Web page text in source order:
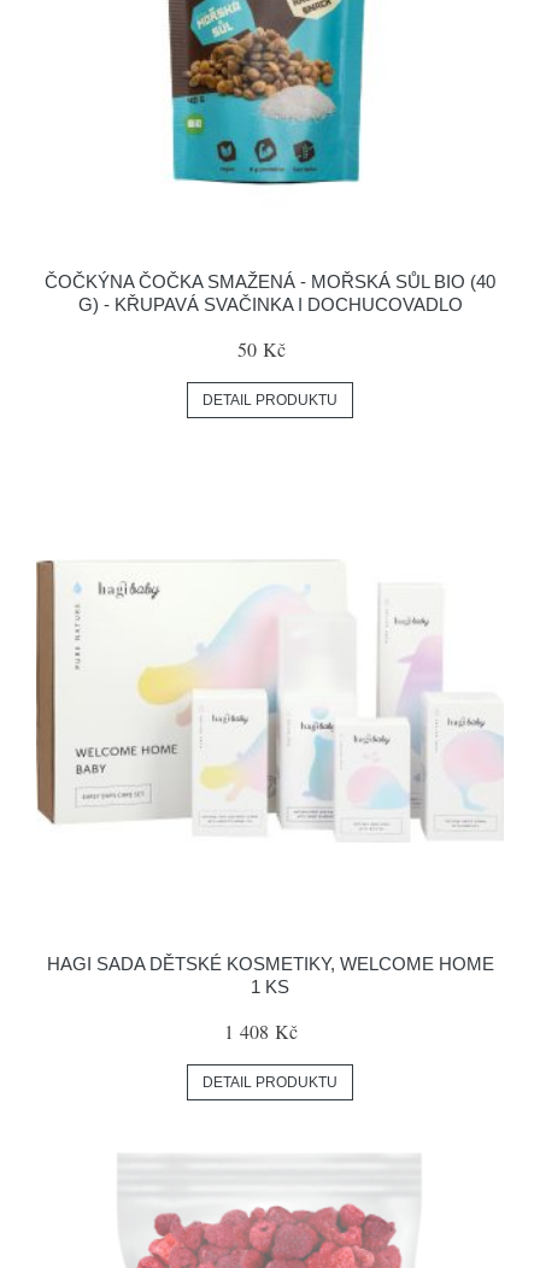
ČOČKÝNA ČOČKA SMAŽENÁ - MOŘSKÁ SŮL BIO (40
G) - KŘUPAVÁ SVAČINKA I DOCHUCOVADLO
50 Kč
DETAIL PRODUKTU
HAGI SADA DĚTSKÉ KOSMETIKY, WELCOME HOME
1 KS
1 408 Kč
DETAIL PRODUKTU